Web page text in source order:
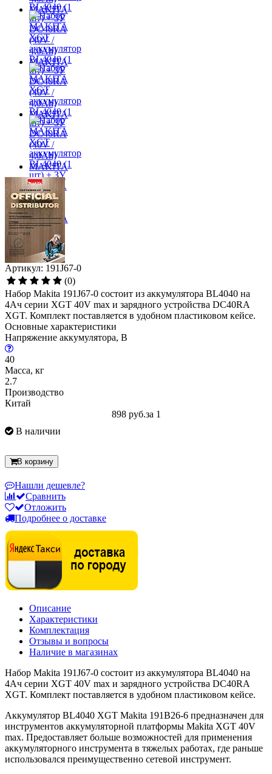
Артикул: 191J67-0
(0)
Набор Makita 191J67-0 состоит из аккумулятора BL4040 на
4Ач серии XGT 40V max и зарядного устройства DC40RA
XGT. Комплект поставляется в удобном пластиковом кейсе.
Основные характеристики
Напряжение аккумулятора, В
40
Масса, кг
2.7
Производство
Китай
898 руб.за 1
В наличии
В корзину
Нашли дешевле?
Сравнить
Отложить
Подробнее о доставке
Описание
Характеристики
Комплектация
Отзывы и вопросы
Наличие в магазинах
Набор Makita 191J67-0 состоит из аккумулятора BL4040 на
4Ач серии XGT 40V max и зарядного устройства DC40RA
XGT. Комплект поставляется в удобном пластиковом кейсе.
Аккумулятор BL4040 XGT Makita 191B26-6 предназначен для
инструментов аккумуляторной платформы Makita XGT 40V
max. Предоставляет больше возможностей для применения
аккумуляторного инструмента в тяжелых работах, где раньше
использовался преимущественно сетевой инструмент.